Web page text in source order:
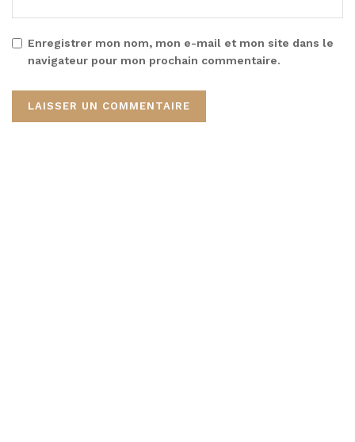
Enregistrer mon nom, mon e-mail et mon site dans le
navigateur pour mon prochain commentaire.